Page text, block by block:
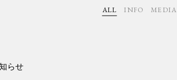
ALL INFO MEDIA
らせ